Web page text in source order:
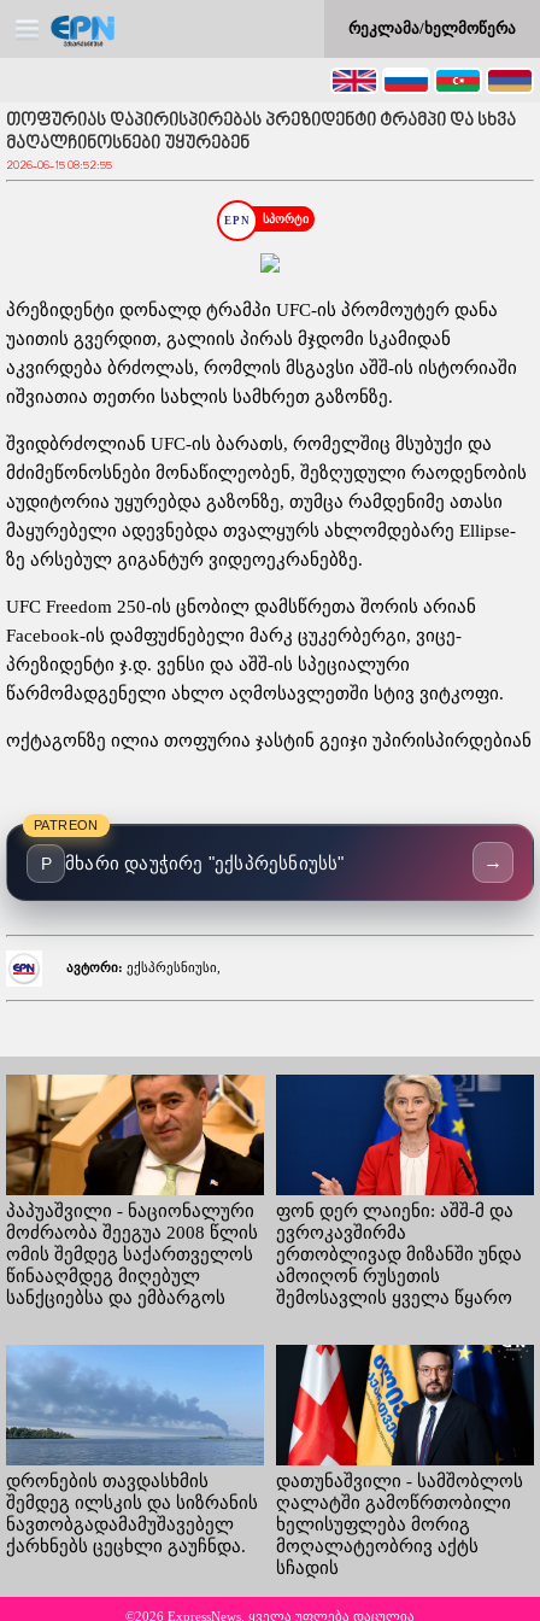
რეკლამა/ხელმოწერა
თოფურიას დაპირისპირებას პრეზიდენტი ტრამპი და სხვა
მაღალჩინოსნები უყურებენ
2026-06-15 08:52:55
სპორტი
პრეზიდენტი დონალდ ტრამპი UFC-ის პრომოუტერ დანა
უაითის გვერდით, გალიის პირას მჯდომი სკამიდან
აკვირდება ბრძოლას, რომლის მსგავსი აშშ-ის ისტორიაში
იშვიათია თეთრი სახლის სამხრეთ გაზონზე.
შვიდბრძოლიან UFC-ის ბარათს, რომელშიც მსუბუქი და
მძიმეწონოსნები მონაწილეობენ, შეზღუდული რაოდენობის
აუდიტორია უყურებდა გაზონზე, თუმცა რამდენიმე ათასი
მაყურებელი ადევნებდა თვალყურს ახლომდებარე Ellipse-
ზე არსებულ გიგანტურ ვიდეოეკრანებზე.
UFC Freedom 250-ის ცნობილ დამსწრეთა შორის არიან
Facebook-ის დამფუძნებელი მარკ ცუკერბერგი, ვიცე-
პრეზიდენტი ჯ.დ. ვენსი და აშშ-ის სპეციალური
წარმომადგენელი ახლო აღმოსავლეთში სტივ ვიტკოფი.
ოქტაგონზე ილია თოფურია ჯასტინ გეიჯი უპირისპირდებიან
PATREON
P მხარი დაუჭირე "ექსპრესნიუსს" →
ავტორი: ექსპრესნიუსი,
პაპუაშვილი - ნაციონალური
მოძრაობა შეეგუა 2008 წლის
ომის შემდეგ საქართველოს
წინააღმდეგ მიღებულ
სანქციებსა და ემბარგოს
ფონ დერ ლაიენი: აშშ-მ და
ევროკავშირმა
ერთობლივად მიზანში უნდა
ამოიღონ რუსეთის
შემოსავლის ყველა წყარო
დრონების თავდასხმის
შემდეგ ილსკის და სიზრანის
ნავთობგადამამუშავებელ
ქარხნებს ცეცხლი გაუჩნდა.
დათუნაშვილი - სამშობლოს
ღალატში გამოწრთობილი
ხელისუფლება მორიგ
მოღალატეობრივ აქტს
სჩადის
©2026 ExpressNews. ყველა უფლება დაცულია